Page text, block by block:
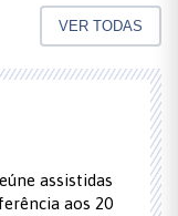
VER TODAS
assistidas
aos 20